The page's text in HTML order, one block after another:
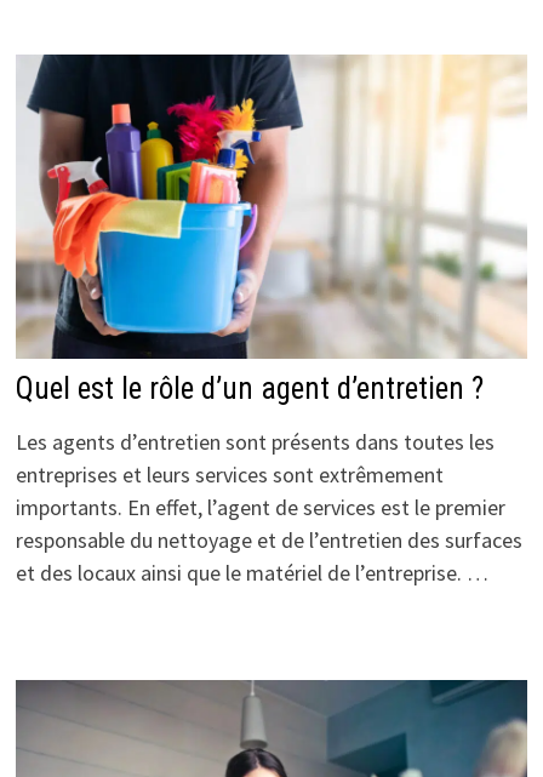
Quel est le rôle d’un agent d’entretien ?
Les agents d’entretien sont présents dans toutes les
entreprises et leurs services sont extrêmement
importants. En effet, l’agent de services est le premier
responsable du nettoyage et de l’entretien des surfaces
et des locaux ainsi que le matériel de l’entreprise. …